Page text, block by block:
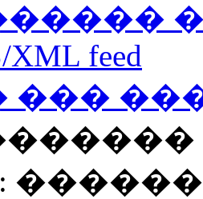
XML feed
���